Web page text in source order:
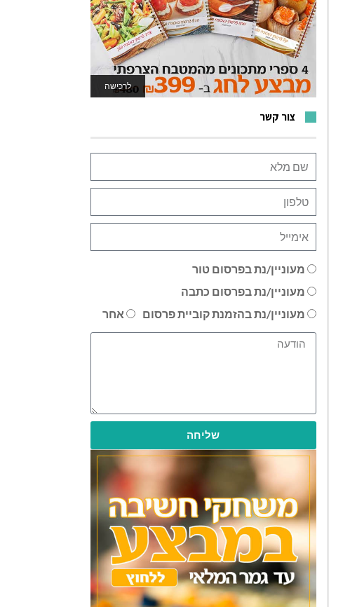
לרכישה
לאתר המשחקים
צור קשר
מעוניין/נת בפרסום טור
מעוניין/נת בפרסום כתבה
מעוניין/נת בהזמנת קוביית פרסום
אחר
שליחה